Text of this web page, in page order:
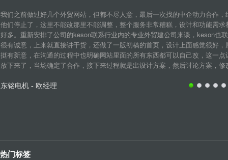
我们之前做过好几个外贸网站，但都不尽人意，最后一次找的中企动力合作
他们停止了，这里不能改那里不能调整，整个服务非常糟糕，设计和功能需
好多。重新安排了公司的keson联系行业内的专业外贸建公司来谈，keson也
很有诚意，上来就直接讲干货，还做了一版初稿的首页，设计上面感觉很好
挺有新意，在沟通的过程中也明确网站里面的所有东西都可以自己改，这一
放下来了，当场确定了合作，接下来过程就是出设计方案，然后讨论方案，
东铭电机 - 欧经理
热门标签